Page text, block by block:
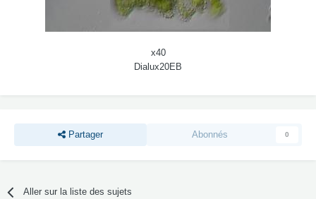
x40
Dialux20EB
Partager Abonnés 0
Aller sur la liste des sujets